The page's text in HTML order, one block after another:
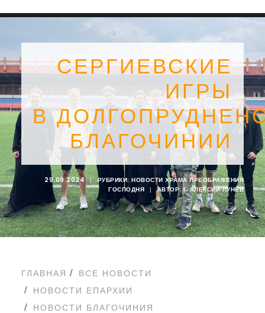
SEARCH
СЕРГИЕВСКИЕ
ИГРЫ
В
БЛАГОЧИНИИ
29.09.2024 | РУБРИКИ: НОВОСТИ ХРАМА ПРЕОБРАЖЕНИЯ
ГОСПОДНЯ
| АВТОР:I. АЛЕКСИЙ ЛУНЁВ
ГЛАВНАЯ
ВСЕ НОВОСТИ
НОВОСТИ ЕПАРХИИ
НОВОСТИ БЛАГОЧИНИЯ